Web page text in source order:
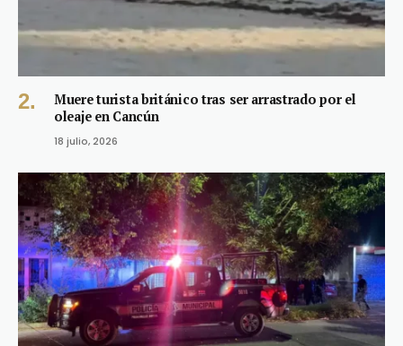
Muere turista británico tras ser arrastrado por el
oleaje en Cancún
18 julio, 2026